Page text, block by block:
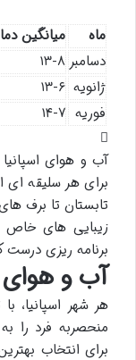
ماه میانگین
دسامبر ۱۳-۸
ژانویه ۱۳-۶
فوریه ۱۴-۷
آب و هوای
برای هر سلیقه ای
تابستان تا برف
زیبایی های خاص
برنامه ریزی
آب و هوای
هر شهر اسپانیا،
منحصربه فرد را
برای انتخاب